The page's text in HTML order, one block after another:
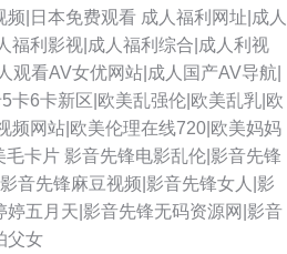
频|日本免费观看 成人福利网址|成人
福利影视|成人福利综合|成人利视
观看AV女优网站|成人国产AV导航|
卡6卡新区|欧美乱强伦|欧美乱乳|欧
频网站|欧美伦理在线720|欧美妈妈
毛卡片 影音先锋电影乱伦|影音先锋
音先锋麻豆视频|影音先锋女人|影
五月天|影音先锋无码资源网|影音
父女